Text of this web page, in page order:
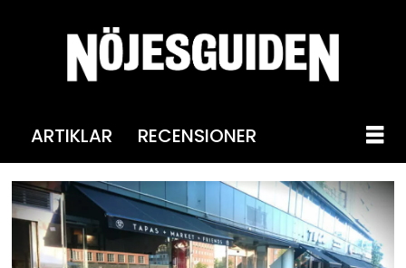
ARTIKLAR RECENSIONER